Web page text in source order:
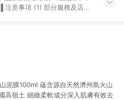
、樂天KOBO電子書，請詳閱
小時內結帳，才享有 LINE
不符合贈點資格。 (4) 如
饋網、Google等其他網頁、或
泥膜100ml 蘊含源自天然濟州島火山
高嶺土 細緻柔軟成分深入肌膚有效去